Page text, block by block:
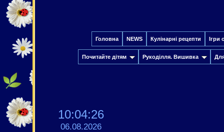
Головна NEWS Кулінарні рецепти Ігри
Почитайте дітям Рукоділля. Вишивка
10:04:27
06.08.2026